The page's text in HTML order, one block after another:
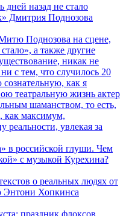
дней назад не стало
Дмитрия Поднозова
Поднозова на сцене,
а также другие
никак не
с тем, что случилось 20
как я
театральную жизнь актер
шаманством, то есть,
как максимум,
реальности, увлекая за
в российской глуши. Чем
с музыкой Курехина?
о реальных людях от
Энтони Хопкинса
праздник флоксов,